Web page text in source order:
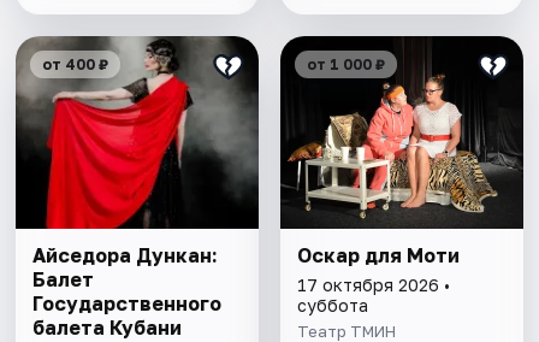
от 400 ₽
Айседора Дункан:
Балет
Государственного
балета Кубани
от 1 000 ₽
Оскар для Моти
17 октября 2026 •
суббота
Театр ТМИН